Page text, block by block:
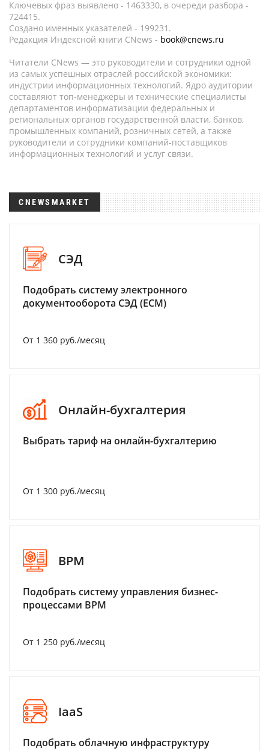
Ключевых фраз выявлено - 1463330, в очереди разбора -
724415.
Создано именных указателей - 199231.
Редакция Индексной книги CNews - book@cnews.ru
Читатели CNews — это руководители и сотрудники одной
из самых успешных отраслей российской экономики:
индустрии информационных технологий. Ядро аудитории
составляют топ-менеджеры и технические специалисты
департаментов информатизации федеральных и
региональных органов государственной власти, банков,
промышленных компаний, розничных сетей, а также
руководители и сотрудники компаний-поставщиков
информационных технологий и услуг связи.
CNEWSMARKET
СЭД
Подобрать систему электронного
документооборота СЭД (ECM)
От 1 360 руб./месяц
Онлайн-бухгалтерия
Выбрать тариф на онлайн-бухгалтерию
От 1 300 руб./месяц
BPM
Подобрать систему управления бизнес-
процессами BPM
От 1 250 руб./месяц
IaaS
Подобрать облачную инфраструктуру